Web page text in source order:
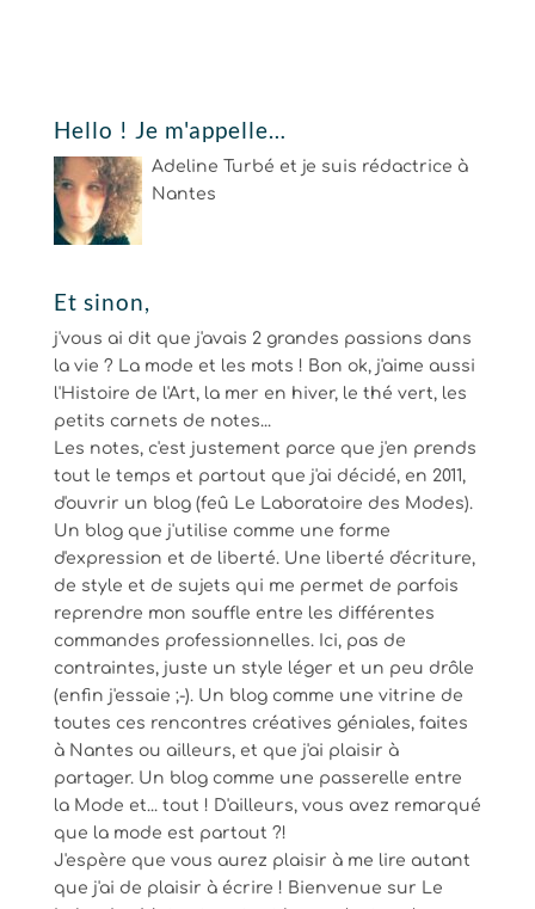
Hello ! Je m'appelle…
Adeline Turbé et je suis rédactrice à
Nantes
Et sinon,
j'vous ai dit que j'avais 2 grandes passions dans
la vie ? La mode et les mots ! Bon ok, j'aime aussi
l'Histoire de l'Art, la mer en hiver, le thé vert, les
petits carnets de notes...
Les notes, c'est justement parce que j'en prends
tout le temps et partout que j'ai décidé, en 2011,
d'ouvrir un blog (feû Le Laboratoire des Modes).
Un blog que j'utilise comme une forme
d'expression et de liberté. Une liberté d'écriture,
de style et de sujets qui me permet de parfois
reprendre mon souffle entre les différentes
commandes professionnelles. Ici, pas de
contraintes, juste un style léger et un peu drôle
(enfin j'essaie ;-). Un blog comme une vitrine de
toutes ces rencontres créatives géniales, faites
à Nantes ou ailleurs, et que j'ai plaisir à
partager. Un blog comme une passerelle entre
la Mode et... tout ! D'ailleurs, vous avez remarqué
que la mode est partout ?!
J'espère que vous aurez plaisir à me lire autant
que j'ai de plaisir à écrire ! Bienvenue sur Le